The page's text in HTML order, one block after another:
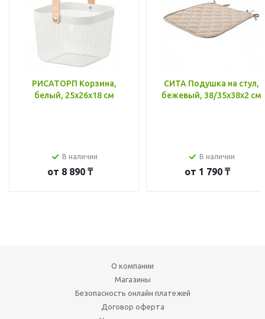
РИСАТОРП Корзина,
белый, 25x26x18 см
В наличии
от 8 890 ₸
СИТА Подушка на стул,
бежевый, 38/35x38x2 см
В наличии
от 1 790 ₸
О компании
Магазины
Безопасность онлайн платежей
Договор оферта